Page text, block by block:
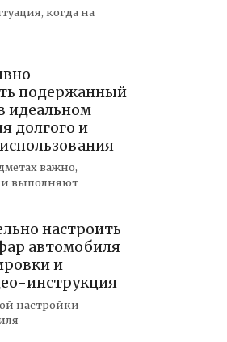
когда на
подержанный
идеальном
долгого и
важно,
выполняют
настроить
автомобиля
и
инструкция
настройки